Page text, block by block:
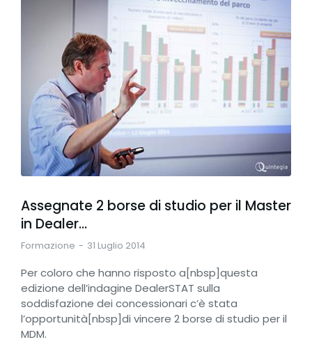
Assegnate 2 borse di studio per il Master
in Dealer…
Formazione 31 Luglio 2014
Per coloro che hanno risposto a[nbsp]questa
edizione dell’indagine DealerSTAT sulla
soddisfazione dei concessionari c’è stata
l’opportunità[nbsp]di vincere 2 borse di studio per il
MDM.